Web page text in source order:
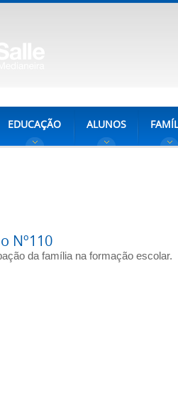
EDUCAÇÃO ALUNOS
Nº110
da família na formação escolar.